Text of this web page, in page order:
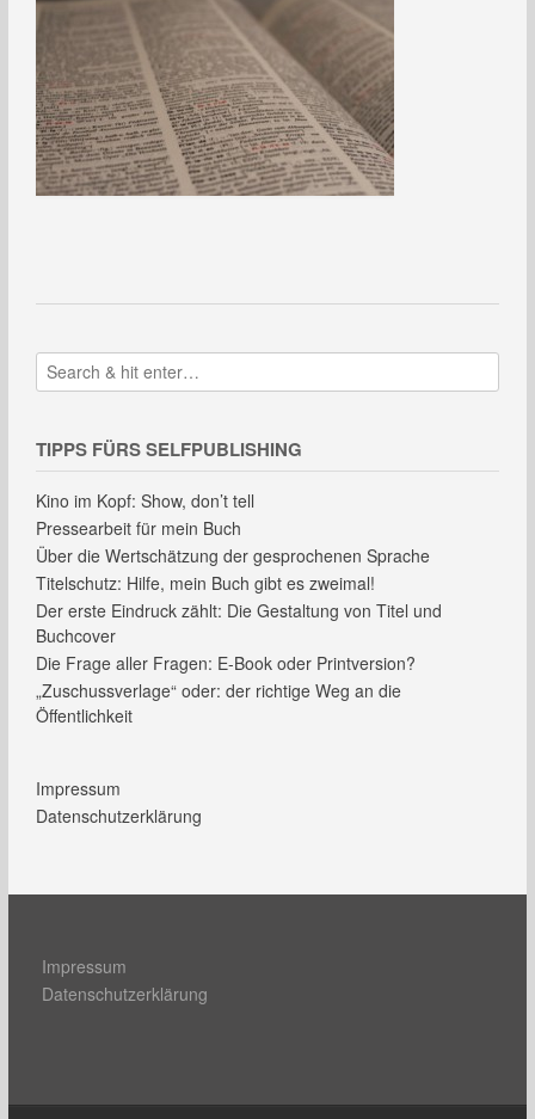
TIPPS FÜRS SELFPUBLISHING
Kino im Kopf: Show, don’t tell
Pressearbeit für mein Buch
Über die Wertschätzung der gesprochenen Sprache
Titelschutz: Hilfe, mein Buch gibt es zweimal!
Der erste Eindruck zählt: Die Gestaltung von Titel und
Buchcover
Die Frage aller Fragen: E-Book oder Printversion?
„Zuschussverlage“ oder: der richtige Weg an die
Öffentlichkeit
Impressum
Datenschutzerklärung
Impressum
Datenschutzerklärung